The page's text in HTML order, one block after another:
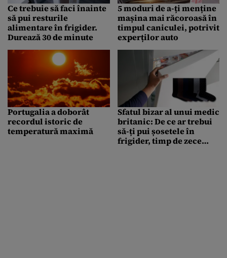
Ce trebuie să faci înainte
să pui resturile
alimentare în frigider.
Durează 30 de minute
5 moduri de a-ți menține
mașina mai răcoroasă în
timpul caniculei, potrivit
experților auto
Portugalia a doborât
recordul istoric de
temperatură maximă
Sfatul bizar al unui medic
britanic: De ce ar trebui
să-ți pui șosetele în
frigider, timp de zece